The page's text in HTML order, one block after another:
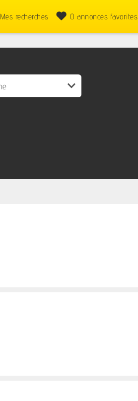
Mes recherches 0 annonces favorites